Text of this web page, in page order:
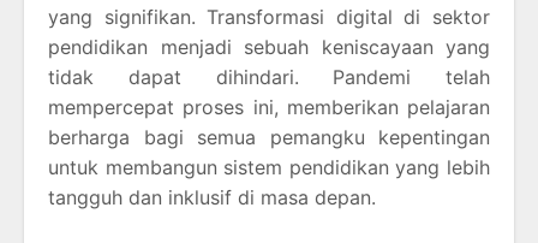
yang signifikan. Transformasi digital di sektor
pendidikan menjadi sebuah keniscayaan yang
tidak dapat dihindari. Pandemi telah
mempercepat proses ini, memberikan pelajaran
berharga bagi semua pemangku kepentingan
untuk membangun sistem pendidikan yang lebih
tangguh dan inklusif di masa depan.